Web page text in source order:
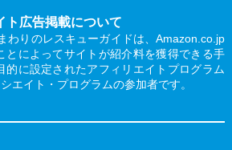
広告掲載について
わりのレスキューガイドは、Amazon.co.jp
とによってサイトが紹介料を獲得できる手
的に設定されたアフィリエイトプログラム
エイト・プログラムの参加者です。